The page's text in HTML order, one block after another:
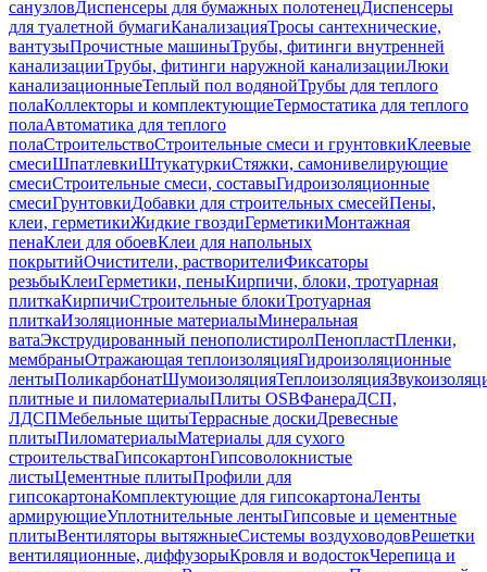
санузловДиспенсеры для бумажных полотенецДиспенсеры
для туалетной бумагиКанализацияТросы сантехнические,
вантузыПрочистные машиныТрубы, фитинги внутренней
канализацииТрубы, фитинги наружной канализацииЛюки
канализационныеТеплый пол водянойТрубы для теплого
полаКоллекторы и комплектующиеТермостатика для теплого
полаАвтоматика для теплого
полаСтроительствоСтроительные смеси и грунтовкиКлеевые
смесиШпатлевкиШтукатуркиСтяжки, самонивелирующие
смесиСтроительные смеси, составыГидроизоляционные
смесиГрунтовкиДобавки для строительных смесейПены,
клеи, герметикиЖидкие гвоздиГерметикиМонтажная
пенаКлеи для обоевКлеи для напольных
покрытийОчистители, растворителиФиксаторы
резьбыКлеиГерметики, пеныКирпичи, блоки, тротуарная
плиткаКирпичиСтроительные блокиТротуарная
плиткаИзоляционные материалыМинеральная
ватаЭкструдированный пенополистиролПенопластПленки,
мембраныОтражающая теплоизоляцияГидроизоляционные
лентыПоликарбонатШумоизоляцияТеплоизоляция
плитные и пиломатериалыПлиты OSBФанераДСП,
ЛДСПМебельные щитыТеррасные доскиДревесные
плитыПиломатериалыМатериалы для сухого
строительстваГипсокартонГипсоволокнистые
листыЦементные плитыПрофили для
гипсокартонаКомплектующие для гипсокартонаЛенты
армирующиеУплотнительные лентыГипсовые и цементные
плитыВентиляторы вытяжныеСистемы воздуховодовРешетки
вентиляционные, диффузорыКровля и водостокЧерепица и